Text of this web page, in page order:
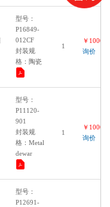
型号：
P16849-
012CF
封装规
格：陶瓷
1
￥
询价
型号：
P11120-
901
封装规
格：Metal
dewar
1
￥
询价
型号：
P12691-